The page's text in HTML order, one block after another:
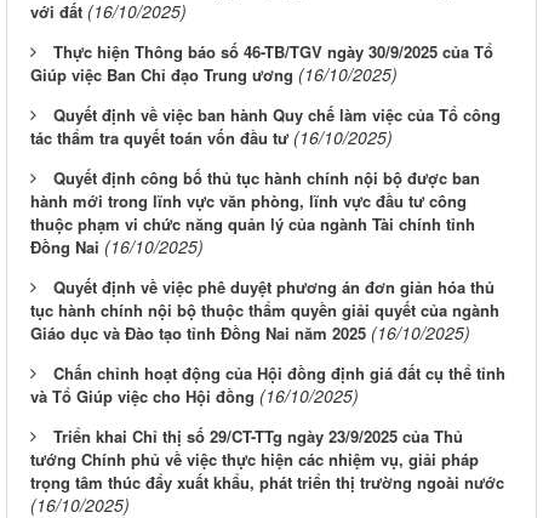
với đất (16/10/2025)
Thực hiện Thông báo số 46-TB/TGV ngày 30/9/2025 của Tổ
Giúp việc Ban Chỉ đạo Trung ương (16/10/2025)
Quyết định về việc ban hành Quy chế làm việc của Tổ công
tác thẩm tra quyết toán vốn đầu tư (16/10/2025)
Quyết định công bố thủ tục hành chính nội bộ được ban
hành mới trong lĩnh vực văn phòng, lĩnh vực đầu tư công
thuộc phạm vi chức năng quản lý của ngành Tài chính tỉnh
Đồng Nai (16/10/2025)
Quyết định về việc phê duyệt phương án đơn giản hóa thủ
tục hành chính nội bộ thuộc thẩm quyền giải quyết của ngành
Giáo dục và Đào tạo tỉnh Đồng Nai năm 2025 (16/10/2025)
Chấn chỉnh hoạt động của Hội đồng định giá đất cụ thể tỉnh
và Tổ Giúp việc cho Hội đồng (16/10/2025)
Triển khai Chỉ thị số 29/CT-TTg ngày 23/9/2025 của Thủ
tướng Chính phủ về việc thực hiện các nhiệm vụ, giải pháp
trọng tâm thúc đẩy xuất khẩu, phát triển thị trường ngoài nước
(16/10/2025)